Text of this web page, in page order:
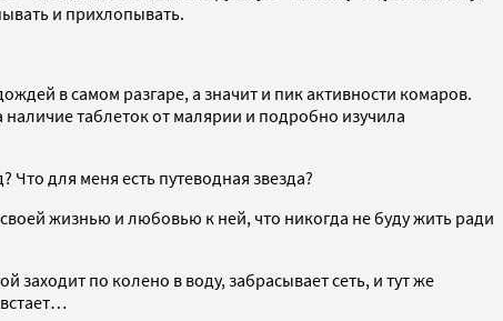
и прихлопывать.
в самом разгаре, а значит и пик активности комаров.
таблеток от малярии и подробно изучила
Что для меня есть путеводная звезда?
жизнью и любовью к ней, что никогда не буду жить ради
заходит по колено в воду, забрасывает сеть, и тут же